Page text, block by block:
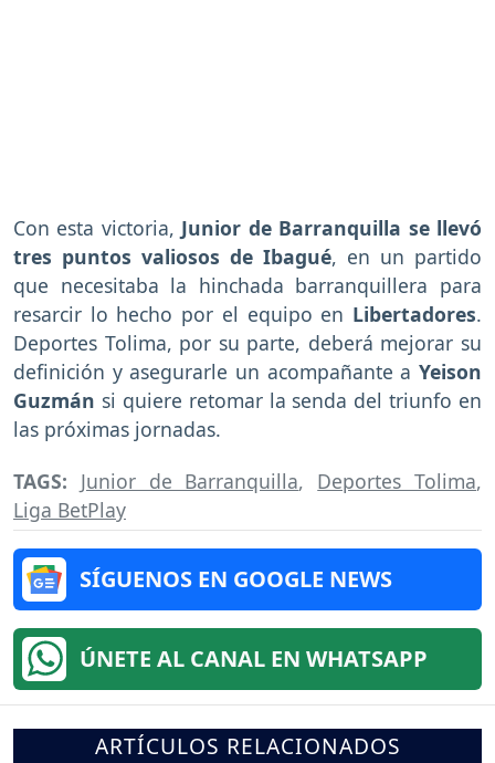
Con esta victoria, Junior de Barranquilla se llevó
tres puntos valiosos de Ibagué, en un partido
que necesitaba la hinchada barranquillera para
resarcir lo hecho por el equipo en Libertadores.
Deportes Tolima, por su parte, deberá mejorar su
definición y asegurarle un acompañante a Yeison
Guzmán si quiere retomar la senda del triunfo en
las próximas jornadas.
TAGS: Junior de Barranquilla, Deportes Tolima,
Liga BetPlay
SÍGUENOS EN GOOGLE NEWS
ÚNETE AL CANAL EN WHATSAPP
ARTÍCULOS RELACIONADOS